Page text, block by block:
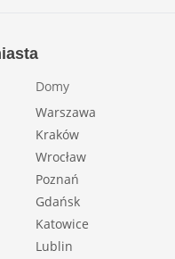
Domy
Warszawa
Kraków
Wrocław
Poznań
Gdańsk
Katowice
Lublin